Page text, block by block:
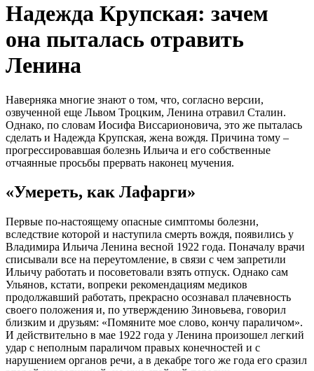
Надежда Крупская: зачем
она пыталась отравить
Ленина
Наверняка многие знают о том, что, согласно версии,
озвученной еще Львом Троцким, Ленина отравил Сталин.
Однако, по словам Иосифа Виссарионовича, это же пыталась
сделать и Надежда Крупская, жена вождя. Причина тому –
прогрессировавшая болезнь Ильича и его собственные
отчаянные просьбы прервать наконец мучения.
«Умереть, как Лафарги»
Первые по-настоящему опасные симптомы болезни,
вследствие которой и наступила смерть вождя, появились у
Владимира Ильича Ленина весной 1922 года. Поначалу врачи
списывали все на переутомление, в связи с чем запретили
Ильичу работать и посоветовали взять отпуск. Однако сам
Ульянов, кстати, вопреки рекомендациям медиков
продолжавший работать, прекрасно осознавал плачевность
своего положения и, по утверждению Зиновьева, говорил
близким и друзьям: «Помяните мое слово, кончу параличом».
И действительно в мае 1922 года у Ленина произошел легкий
удар с неполным параличом правых конечностей и с
нарушением органов речи, а в декабре того же года его сразил